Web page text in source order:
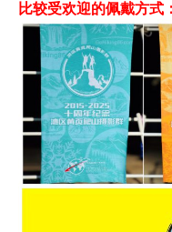
比较受欢迎的佩戴方式